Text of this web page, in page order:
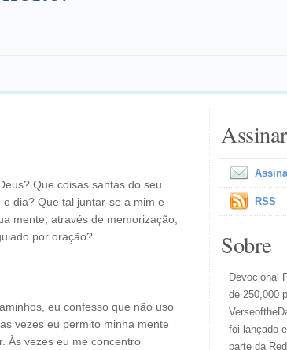
Que coisas santas do seu
dia? Que tal juntar-se a mim e
mente, através de memorização,
por oração?
eu confesso que não uso
vezes eu permito minha mente
Às vezes eu me concentro
Assinar
RSS
Sobre
Devocional
de 250,000
foi lançado
parte da